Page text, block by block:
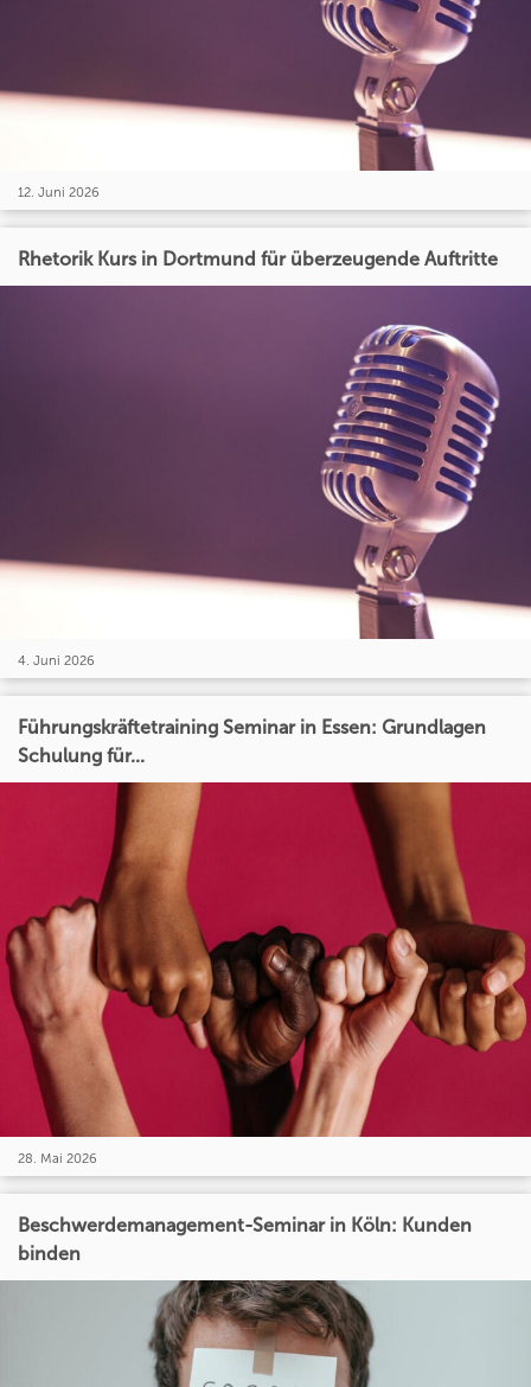
12. Juni 2026
Rhetorik Kurs in Dortmund für überzeugende Auftritte
4. Juni 2026
Führungskräftetraining Seminar in Essen: Grundlagen
Schulung für...
28. Mai 2026
Beschwerdemanagement-Seminar in Köln: Kunden
binden